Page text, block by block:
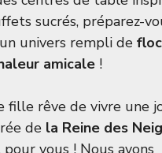
sucrés, préparez-
univers rempli de
amicale !
fille rêve de vivre une
de la Reine des